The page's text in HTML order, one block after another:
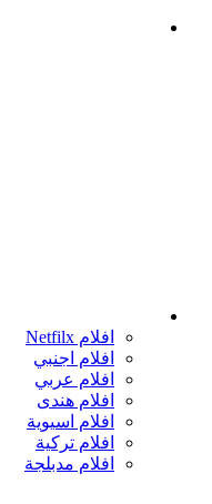
افلام Netfilx
افلام اجنبي
افلام عربي
افلام هندى
افلام اسيوية
افلام تركية
افلام مدبلجة